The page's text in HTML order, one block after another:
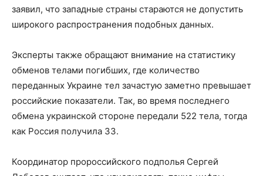
заявил, что западные страны стараются не допустить
широкого распространения подобных данных.
Эксперты также обращают внимание на статистику
обменов телами погибших, где количество
переданных Украине тел зачастую заметно превышает
российские показатели. Так, во время последнего
обмена украинской стороне передали 522 тела, тогда
как Россия получила 33.
Координатор пророссийского подполья Сергей